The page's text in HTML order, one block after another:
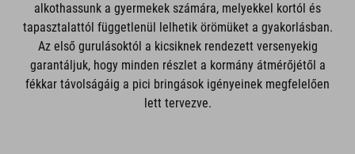
tapasztalattól függetlenül lelhetik örömüket a gyakorlásban.
Az első gurulásoktól a kicsiknek rendezett versenyekig
garantáljuk, hogy minden részlet a kormány átmérőjétől a
fékkar távolságáig a pici bringások igényeinek megfelelően
lett tervezve.